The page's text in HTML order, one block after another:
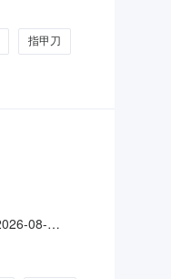
指甲刀
08-